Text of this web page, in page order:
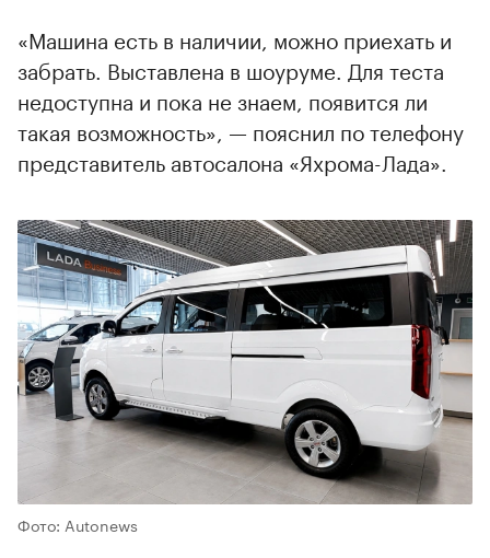
«Машина есть в наличии, можно приехать и
забрать. Выставлена в шоуруме. Для теста
недоступна и пока не знаем, появится ли
такая возможность», — пояснил по телефону
представитель автосалона «Яхрома-Лада».
Фото: Autonews